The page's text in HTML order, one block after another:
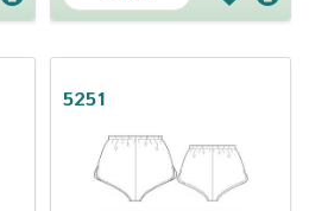
5251